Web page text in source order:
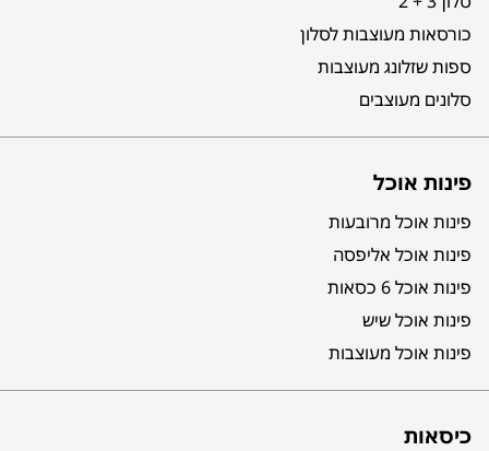
כורסאות מעוצבות לסלון
ספות שזלונג מעוצבות
סלונים מעוצבים
פינות אוכל
פינות אוכל מרובעות
פינות אוכל אליפסה
פינות אוכל 6 כסאות
פינות אוכל שיש
פינות אוכל מעוצבות
כיסאות